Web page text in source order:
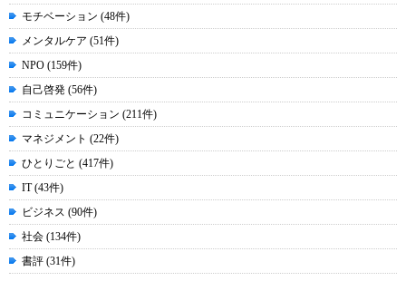
モチベーション (48件)
メンタルケア (51件)
NPO (159件)
自己啓発 (56件)
コミュニケーション (211件)
マネジメント (22件)
ひとりごと (417件)
IT (43件)
ビジネス (90件)
社会 (134件)
書評 (31件)